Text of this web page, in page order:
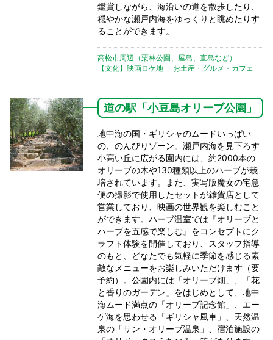
鑑賞しながら、海沿いの道を散歩したり、
穏やかな瀬戸内海をゆっくりと眺めたりす
ることができます。
高松市周辺（栗林公園、屋島、直島など）
【文化】映画ロケ地
お土産・グルメ・カフェ
道の駅「小豆島オリーブ公園」
地中海の国・ギリシャのムードいっぱい
の、のんびりゾーン。瀬戸内海を見下ろす
小高い丘に広がる園内には、約2000本の
オリーブの木や130種類以上のハーブが栽
培されています。また、実写版魔女の宅急
便の撮影で使用したセットが雑貨店として
営業しており、映画の世界観を楽しむこと
ができます。ハーブ温室では『オリーブと
ハーブを五感で楽しむ』をコンセプトにク
ラフト体験を開催しており、スタッフ指導
のもと、どなたでも気軽に季節を感じる素
敵なメニューをお楽しみいただけます（要
予約）。公園内には「オリーブ畑」、「花
と香りのガーデン」をはじめとして、地中
海ムード満点の「オリーブ記念館」、エー
ゲ海を思わせる「ギリシャ風車」、天然温
泉の「サン・オリーブ温泉」、宿泊施設の